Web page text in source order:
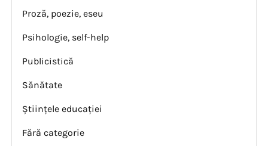
Proză, poezie, eseu
Psihologie, self-help
Publicistică
Sănătate
Științele educației
Fără categorie